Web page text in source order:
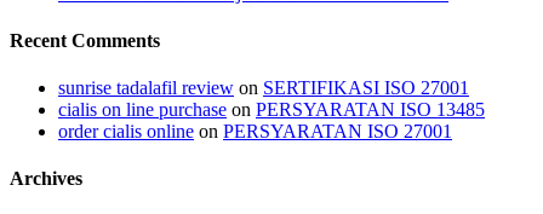
Recent Comments
sunrise tadalafil review on SERTIFIKASI ISO 27001
cialis on line purchase on PERSYARATAN ISO 13485
order cialis online on PERSYARATAN ISO 27001
Archives